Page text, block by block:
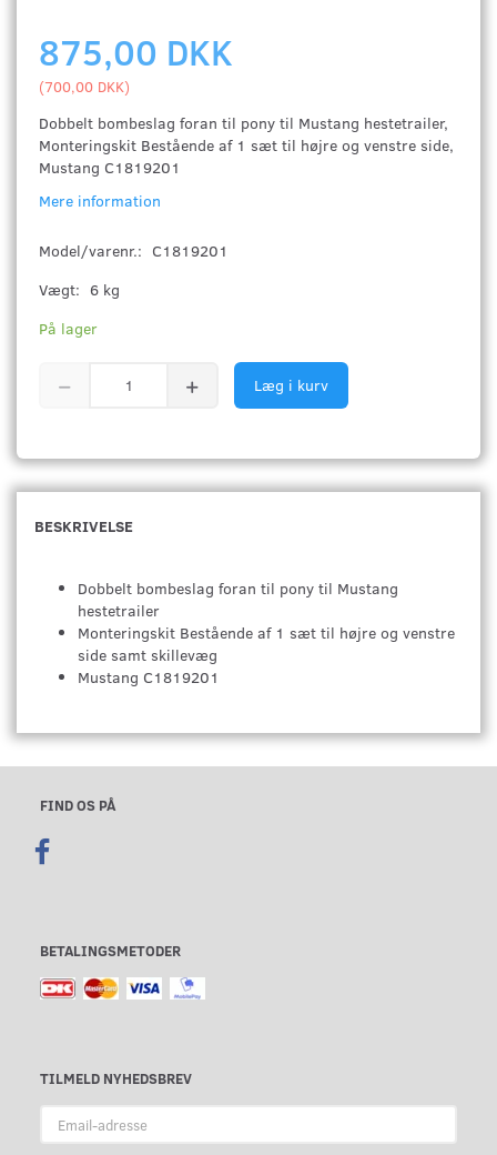
875,00 DKK
(700,00 DKK)
Dobbelt bombeslag foran til pony til Mustang hestetrailer,
Monteringskit Bestående af 1 sæt til højre og venstre side,
Mustang C1819201
Mere information
Model/varenr.: C1819201
Vægt: 6 kg
På lager
Læg i kurv
BESKRIVELSE
Dobbelt bombeslag foran til pony til Mustang
hestetrailer
Monteringskit Bestående af 1 sæt til højre og venstre
side samt skillevæg
Mustang C1819201
FIND OS PÅ
BETALINGSMETODER
TILMELD NYHEDSBREV
adresse